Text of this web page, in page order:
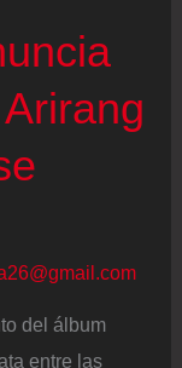
del álbum
entre las